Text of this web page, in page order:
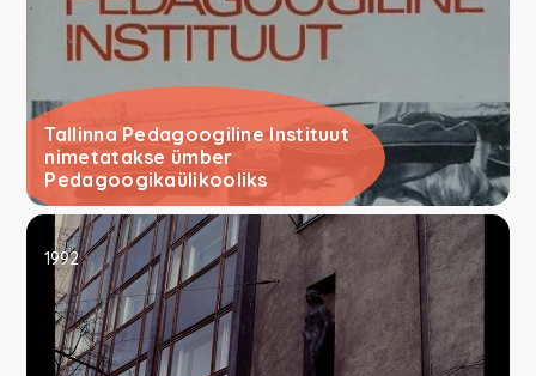
Tallinna Pedagoogiline Instituut
nimetatakse ümber
Pedagoogikaülikooliks
1992